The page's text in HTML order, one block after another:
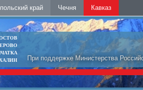
край Чечня Кавказ
При поддержке Министерства